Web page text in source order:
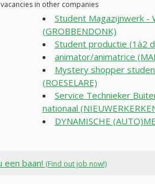
in other companies
Student Magazijnwerk -
(GROBBENDONK)
Student productie (1à2
animator/animatrice
Mystery shopper
(ROESELARE)
Service Technieker
nationaal
DYNAMISCHE
een baan! (Find out job now!)